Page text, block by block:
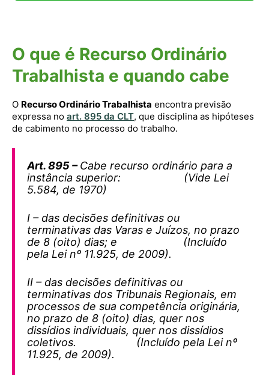
O que é Recurso Ordinário
Trabalhista e quando cabe
O Recurso Ordinário Trabalhista encontra previsão
expressa no art. 895 da CLT, que disciplina as hipóteses
de cabimento no processo do trabalho.
Art. 895 –Cabe recurso ordinário para a
instância superior: (Vide Lei
5.584, de 1970)
I – das decisões definitivas ou
terminativas das Varas e Juízos, no prazo
de 8 (oito) dias; e (Incluído
pela Lei nº 11.925, de 2009).
II – das decisões definitivas ou
terminativas dos Tribunais Regionais, em
processos de sua competência originária,
no prazo de 8 (oito) dias, quer nos
dissídios individuais, quer nos dissídios
coletivos. (Incluído pela Lei nº
11.925, de 2009).